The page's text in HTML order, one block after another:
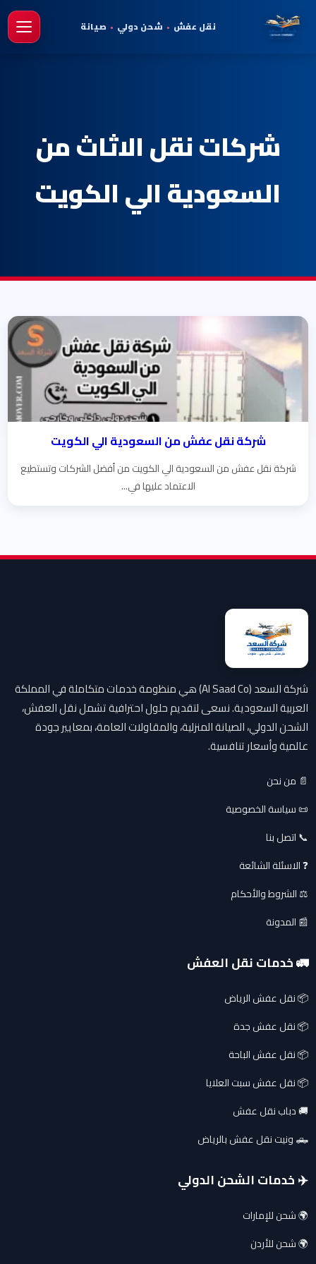
نقل عفش • شحن دولي • صيانة
شركات نقل الاثاث من
السعودية الي الكويت
شركة نقل عفش من السعودية الي الكويت
شركة نقل عفش من السعودية الي الكويت من أفضل الشركات وتستطيع
الاعتماد عليها في...
شركة السعد (Al Saad Co) هي منظومة خدمات متكاملة في المملكة
العربية السعودية. نسعى لتقديم حلول احترافية تشمل نقل العفش،
الشحن الدولي، الصيانة المنزلية، والمقاولات العامة، بمعايير جودة
عالمية وأسعار تنافسية.
📄 من نحن
📜 سياسة الخصوصية
📞 اتصل بنا
❓ الاسئلة الشائعة
⚖️ الشروط والأحكام
📰 المدونة
🚛 خدمات نقل العفش
📦 نقل عفش الرياض
📦 نقل عفش جدة
📦 نقل عفش الباحة
📦 نقل عفش سبت العلايا
🚚 دباب نقل عفش
🛻 ونيت نقل عفش بالرياض
✈️ خدمات الشحن الدولي
🌍 شحن للإمارات
🌍 شحن للأردن